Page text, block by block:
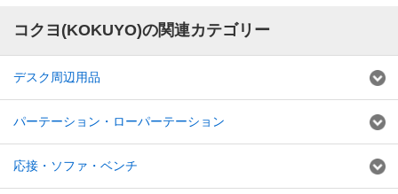
コクヨ(KOKUYO)の関連カテゴリー
デスク周辺用品
パーテーション・ローパーテーション
応接・ソファ・ベンチ